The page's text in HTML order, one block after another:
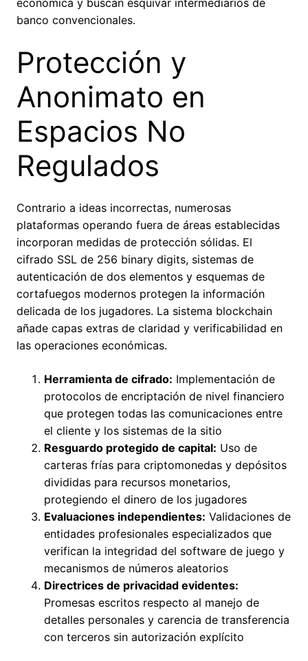
económica y buscan esquivar intermediarios de
banco convencionales.
Protección y
Anonimato en
Espacios No
Regulados
Contrario a ideas incorrectas, numerosas
plataformas operando fuera de áreas establecidas
incorporan medidas de protección sólidas. El
cifrado SSL de 256 binary digits, sistemas de
autenticación de dos elementos y esquemas de
cortafuegos modernos protegen la información
delicada de los jugadores. La sistema blockchain
añade capas extras de claridad y verificabilidad en
las operaciones económicas.
Herramienta de cifrado: Implementación de
protocolos de encriptación de nivel financiero
que protegen todas las comunicaciones entre
el cliente y los sistemas de la sitio
Resguardo protegido de capital: Uso de
carteras frías para criptomonedas y depósitos
divididas para recursos monetarios,
protegiendo el dinero de los jugadores
Evaluaciones independientes: Validaciones de
entidades profesionales especializados que
verifican la integridad del software de juego y
mecanismos de números aleatorios
Directrices de privacidad evidentes:
Promesas escritos respecto al manejo de
detalles personales y carencia de transferencia
con terceros sin autorización explícito